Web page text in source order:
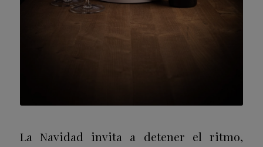
La Navidad invita a detener el ritmo,